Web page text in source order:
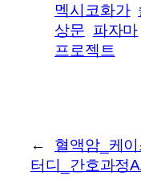
멕시코화가
상문 파자마
프로젝트
←
혈액암_케
터디_간호과정